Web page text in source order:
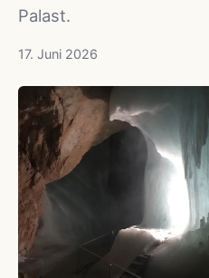
Palast.
17. Juni 2026